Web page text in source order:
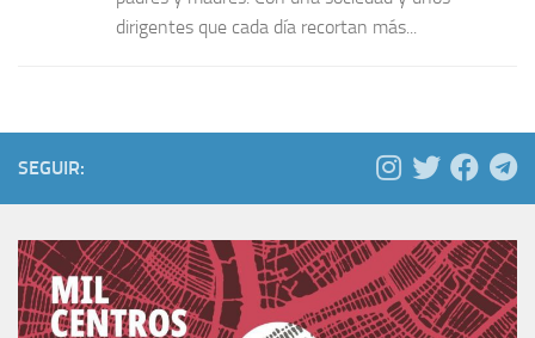
dirigentes que cada día recortan más...
SEGUIR: